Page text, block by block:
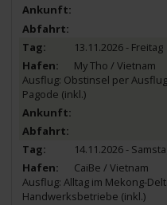
13.11.2026 - Freitag
My Tho / Vietnam
Ausflug: Obstinsel per
Pagode (inkl.)
14.11.2026 -
CaiBe / Vietnam
Ausflug: Alltag im Mekong-
Handwerksbetriebe (inkl.)